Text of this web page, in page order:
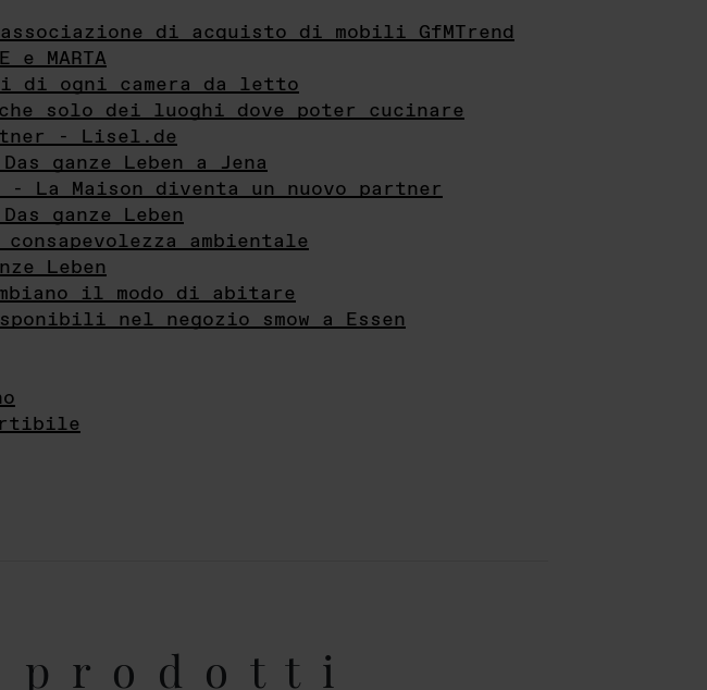
di acquisto di mobili GfMTrend
e MARTA
di ogni camera da letto
che solo dei luoghi dove poter cucinare
- Lisel.de
ganze Leben a Jena
- La Maison diventa un nuovo partner
ganze Leben
ambientale
Leben
il modo di abitare
nel negozio smow a Essen